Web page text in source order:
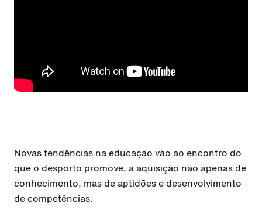
Novas tendências na educação vão ao encontro do
que o desporto promove, a aquisição não apenas de
conhecimento, mas de aptidões e desenvolvimento
de competências.